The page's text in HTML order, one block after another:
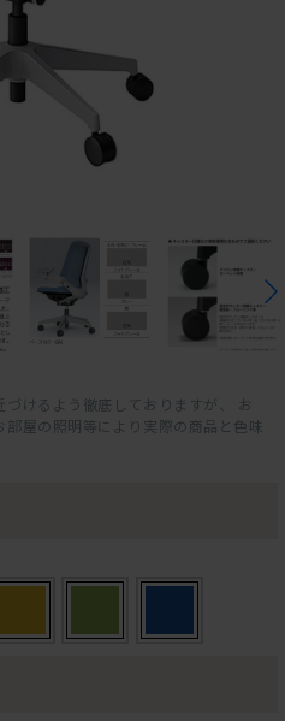
けるよう徹底しておりますが、 お
屋の照明等により実際の商品と色味